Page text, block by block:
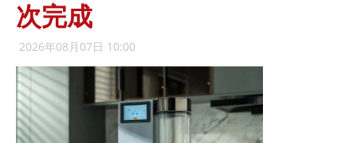
次完成
2026年08月07日 10:00